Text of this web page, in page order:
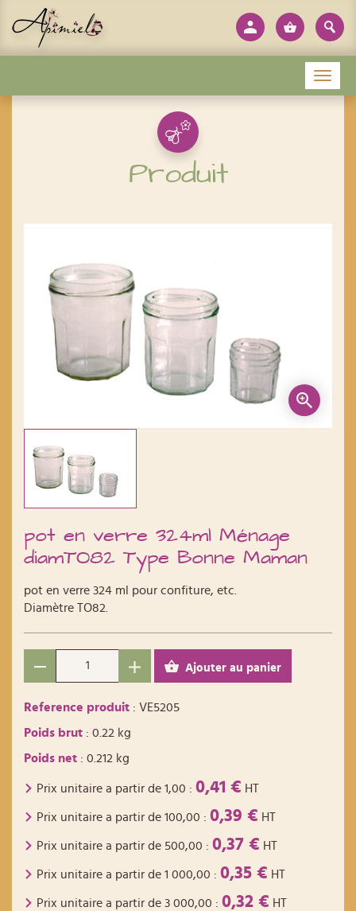
Produit
pot en verre 324ml Ménage
diamTO82 Type Bonne Maman
pot en verre 324 ml pour confiture, etc.
Diamètre TO82.
Ajouter au panier
Reference produit : VE5205
Poids brut : 0.22 kg
Poids net : 0.212 kg
Prix unitaire a partir de 1,00 : 0,41 € HT
Prix unitaire a partir de 100,00 : 0,39 € HT
Prix unitaire a partir de 500,00 : 0,37 € HT
Prix unitaire a partir de 1 000,00 : 0,35 € HT
Prix unitaire a partir de 3 000,00 : 0,32 € HT
Menu
Panneau de gestion des cookies